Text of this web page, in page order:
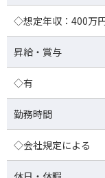
◇想定年収：400万
昇給・賞与
◇有
勤務時間
◇会社規定による